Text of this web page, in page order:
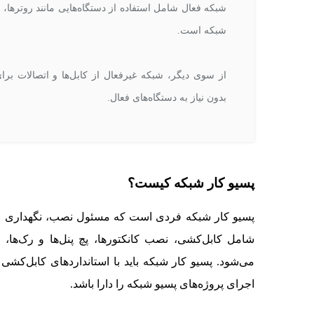
شبکه فعال شامل استفاده از دستگاه‌هایی مانند
شبکه است.
از سوی دیگر، شبکه غیرفعال از کابل‌ها و اتصالات
بدون نیاز به دستگاه‌های فعال.
پسیو کار شبکه کیست؟
پسیو کار شبکه فردی است که مسئول نصب، نگهداری
شامل کابل‌کشی، نصب کانکتورها، پچ پنل‌ها و
می‌شود. پسیو کار شبکه باید با استانداردهای
اجرای پروژه‌های پسیو شبکه را دارا باشد.